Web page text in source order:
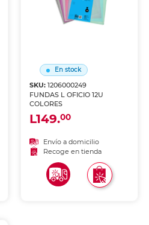
En stock
SKU: 1206000249
FUNDAS L OFICIO 12U
COLORES
L149.00
Envío a domicilio
Recoge en tienda